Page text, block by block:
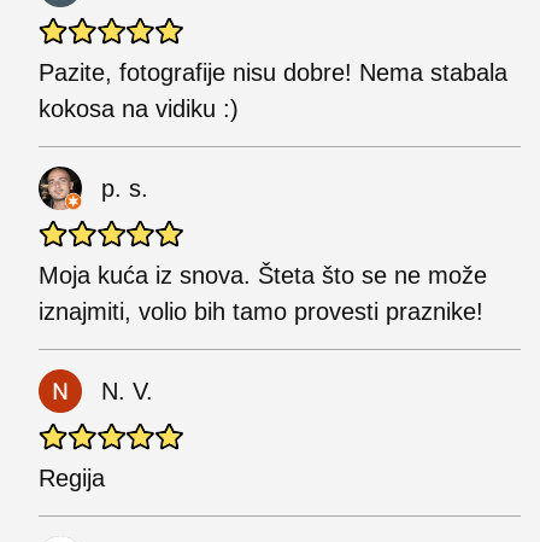
Pazite, fotografije nisu dobre! Nema stabala
kokosa na vidiku :)
p. s.
Moja kuća iz snova. Šteta što se ne može
iznajmiti, volio bih tamo provesti praznike!
N. V.
Regija